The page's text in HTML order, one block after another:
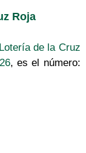
Roja
Lotería de la Cruz
, es el número: